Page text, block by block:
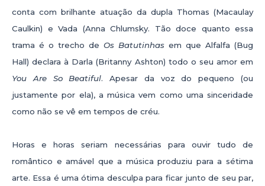
conta com brilhante atuação da dupla Thomas (Macaulay
Caulkin) e Vada (Anna Chlumsky. Tão doce quanto essa
trama é o trecho de Os Batutinhas em que Alfalfa (Bug
Hall) declara à Darla (Britanny Ashton) todo o seu amor em
You Are So Beatiful. Apesar da voz do pequeno (ou
justamente por ela), a música vem como uma sinceridade
como não se vê em tempos de créu.
Horas e horas seriam necessárias para ouvir tudo de
romântico e amável que a música produziu para a sétima
arte. Essa é uma ótima desculpa para ficar junto de seu par,